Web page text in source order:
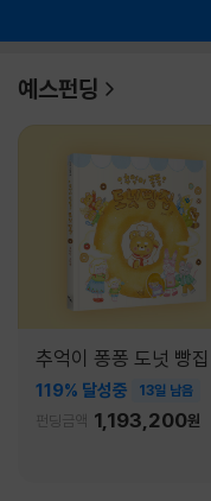
예스펀딩
추억이 퐁퐁 도넛 빵집
119% 달성중 13일 남음
펀딩금액 1,193,200원